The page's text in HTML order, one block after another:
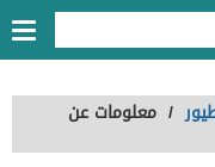
/ معلومات عن